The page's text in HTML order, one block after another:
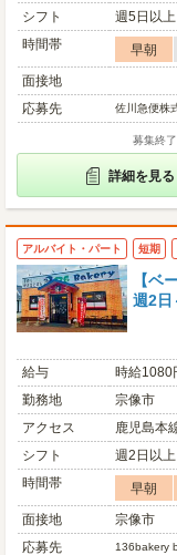
シフト
週5日以
時間帯
早朝
面接地
応募先
佐川急便株
募集終
詳細を見る
アルバイト・パート 短期
【ベ
週2日
給与
時給1080
勤務地
宗像市
アクセス
鹿児島本
シフト
週2日以
時間帯
早朝
面接地
宗像市
応募先
136bakery